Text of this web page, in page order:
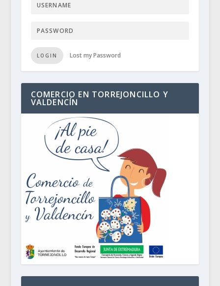
LOGIN Lost my Password
COMERCIO EN TORREJONCILLO Y
VALDENCÍN